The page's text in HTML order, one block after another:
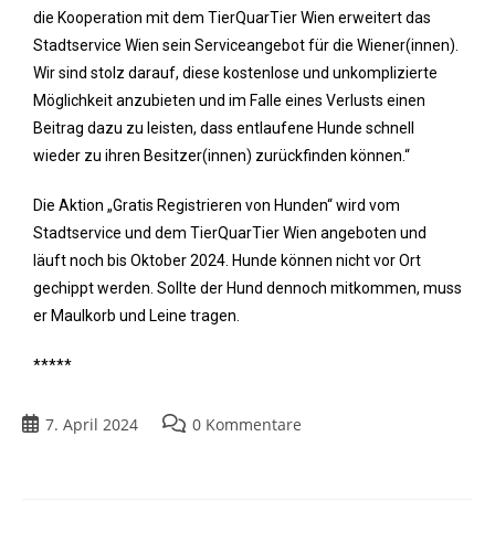
die Kooperation mit dem TierQuarTier Wien erweitert das
Stadtservice Wien sein Serviceangebot für die Wiener(innen).
Wir sind stolz darauf, diese kostenlose und unkomplizierte
Möglichkeit anzubieten und im Falle eines Verlusts einen
Beitrag dazu zu leisten, dass entlaufene Hunde schnell
wieder zu ihren Besitzer(innen) zurückfinden können.“
Die Aktion „Gratis Registrieren von Hunden“ wird vom
Stadtservice und dem TierQuarTier Wien angeboten und
läuft noch bis Oktober 2024. Hunde können nicht vor Ort
gechippt werden. Sollte der Hund dennoch mitkommen, muss
er Maulkorb und Leine tragen.
*****
7. April 2024 0 Kommentare